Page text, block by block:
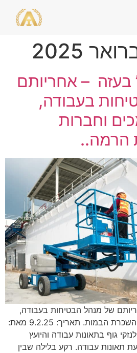
בעזה – אחריותם
בעבודה,
וחברות
הרמה..
של מנהל הבטיחות בעבודה,
בודקים מוסמכים וחברות השכרת הבמות. תאריך: 9.2.25 מאת:
גוף בתאונות עבודה והיועץ
תאונות עבודה. רקע בלילה שבין